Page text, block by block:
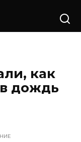
как
дождь